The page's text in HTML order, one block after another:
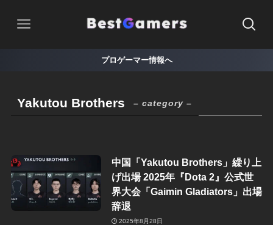
プロゲーマー情報へ
Yakutou Brothers – category –
中国「Yakutou Brothers」繰り上
げ出場 2025年『Dota 2』公式世
界大会「Gaimin Gladiators」出場
辞退
2025年8月28日